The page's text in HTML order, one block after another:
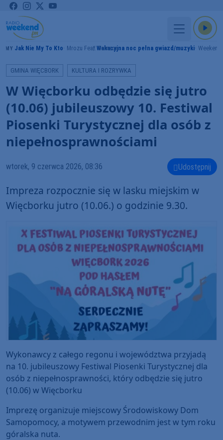
Jak Nie My To Kto Mrozu Feat. TomsonWakacyjna noc pełna gwiazd/muzyki Weekend
GMINA WIĘCBORK KULTURA I ROZRYWKA
W Więcborku odbędzie się jutro
(10.06) jubileuszowy 10. Festiwal
Piosenki Turystycznej dla osób z
niepełnosprawnościami
wtorek, 9 czerwca 2026, 08:36 Udostępnij
Impreza rozpocznie się w lasku miejskim w
Więcborku jutro (10.06.) o godzinie 9.30.
Wykonawcy z całego regonu i województwa przyjadą
na 10. jubileuszowy Festiwal Piosenki Turystycznej dla
osób z niepełnosprawności, który odbędzie się jutro
(10.06) w Więcborku
Imprezę organizuje miejscowy Środowiskowy Dom
Samopomocy, a motywem przewodnim jest w tym roku
góralska nuta.